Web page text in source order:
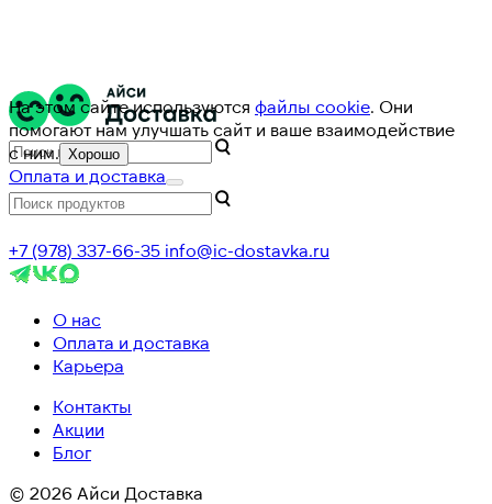
На этом сайте используются файлы cookie. Они
помогают нам улучшать сайт и ваше взаимодействие
с ним. Хорошо
Оплата и доставка
+7 (978) 337-66-35 info@ic-dostavka.ru
О нас
Оплата и доставка
Карьера
Контакты
Акции
Блог
© 2026 Айси Доставка